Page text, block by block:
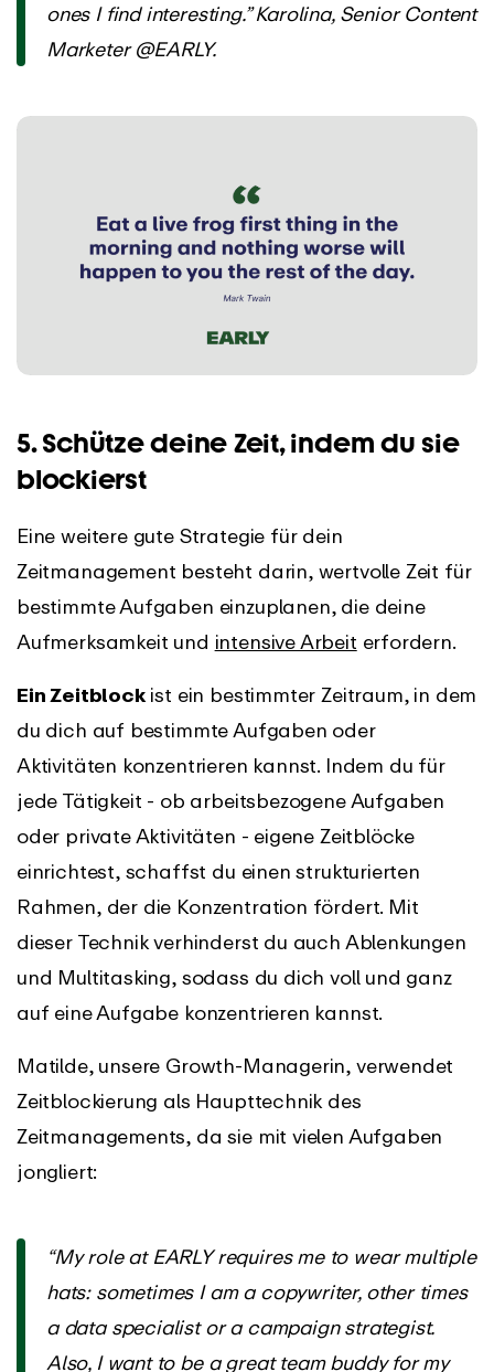
ones I find interesting.” Karolina, Senior Content
Marketer @EARLY.
5. Schütze deine Zeit, indem du sie
blockierst
Eine weitere gute Strategie für dein
Zeitmanagement besteht darin, wertvolle Zeit für
bestimmte Aufgaben einzuplanen, die deine
Aufmerksamkeit und intensive Arbeit erfordern.
Ein Zeitblockist ein bestimmter Zeitraum, in dem
du dich auf bestimmte Aufgaben oder
Aktivitäten konzentrieren kannst. Indem du für
jede Tätigkeit - ob arbeitsbezogene Aufgaben
oder private Aktivitäten - eigene Zeitblöcke
einrichtest, schaffst du einen strukturierten
Rahmen, der die Konzentration fördert. Mit
dieser Technik verhinderst du auch Ablenkungen
und Multitasking, sodass du dich voll und ganz
auf eine Aufgabe konzentrieren kannst.
Matilde, unsere Growth-Managerin, verwendet
Zeitblockierung als Haupttechnik des
Zeitmanagements, da sie mit vielen Aufgaben
jongliert:
“My role at EARLY requires me to wear multiple
hats: sometimes I am a copywriter, other times
a data specialist or a campaign strategist.
Also, I want to be a great team buddy for my